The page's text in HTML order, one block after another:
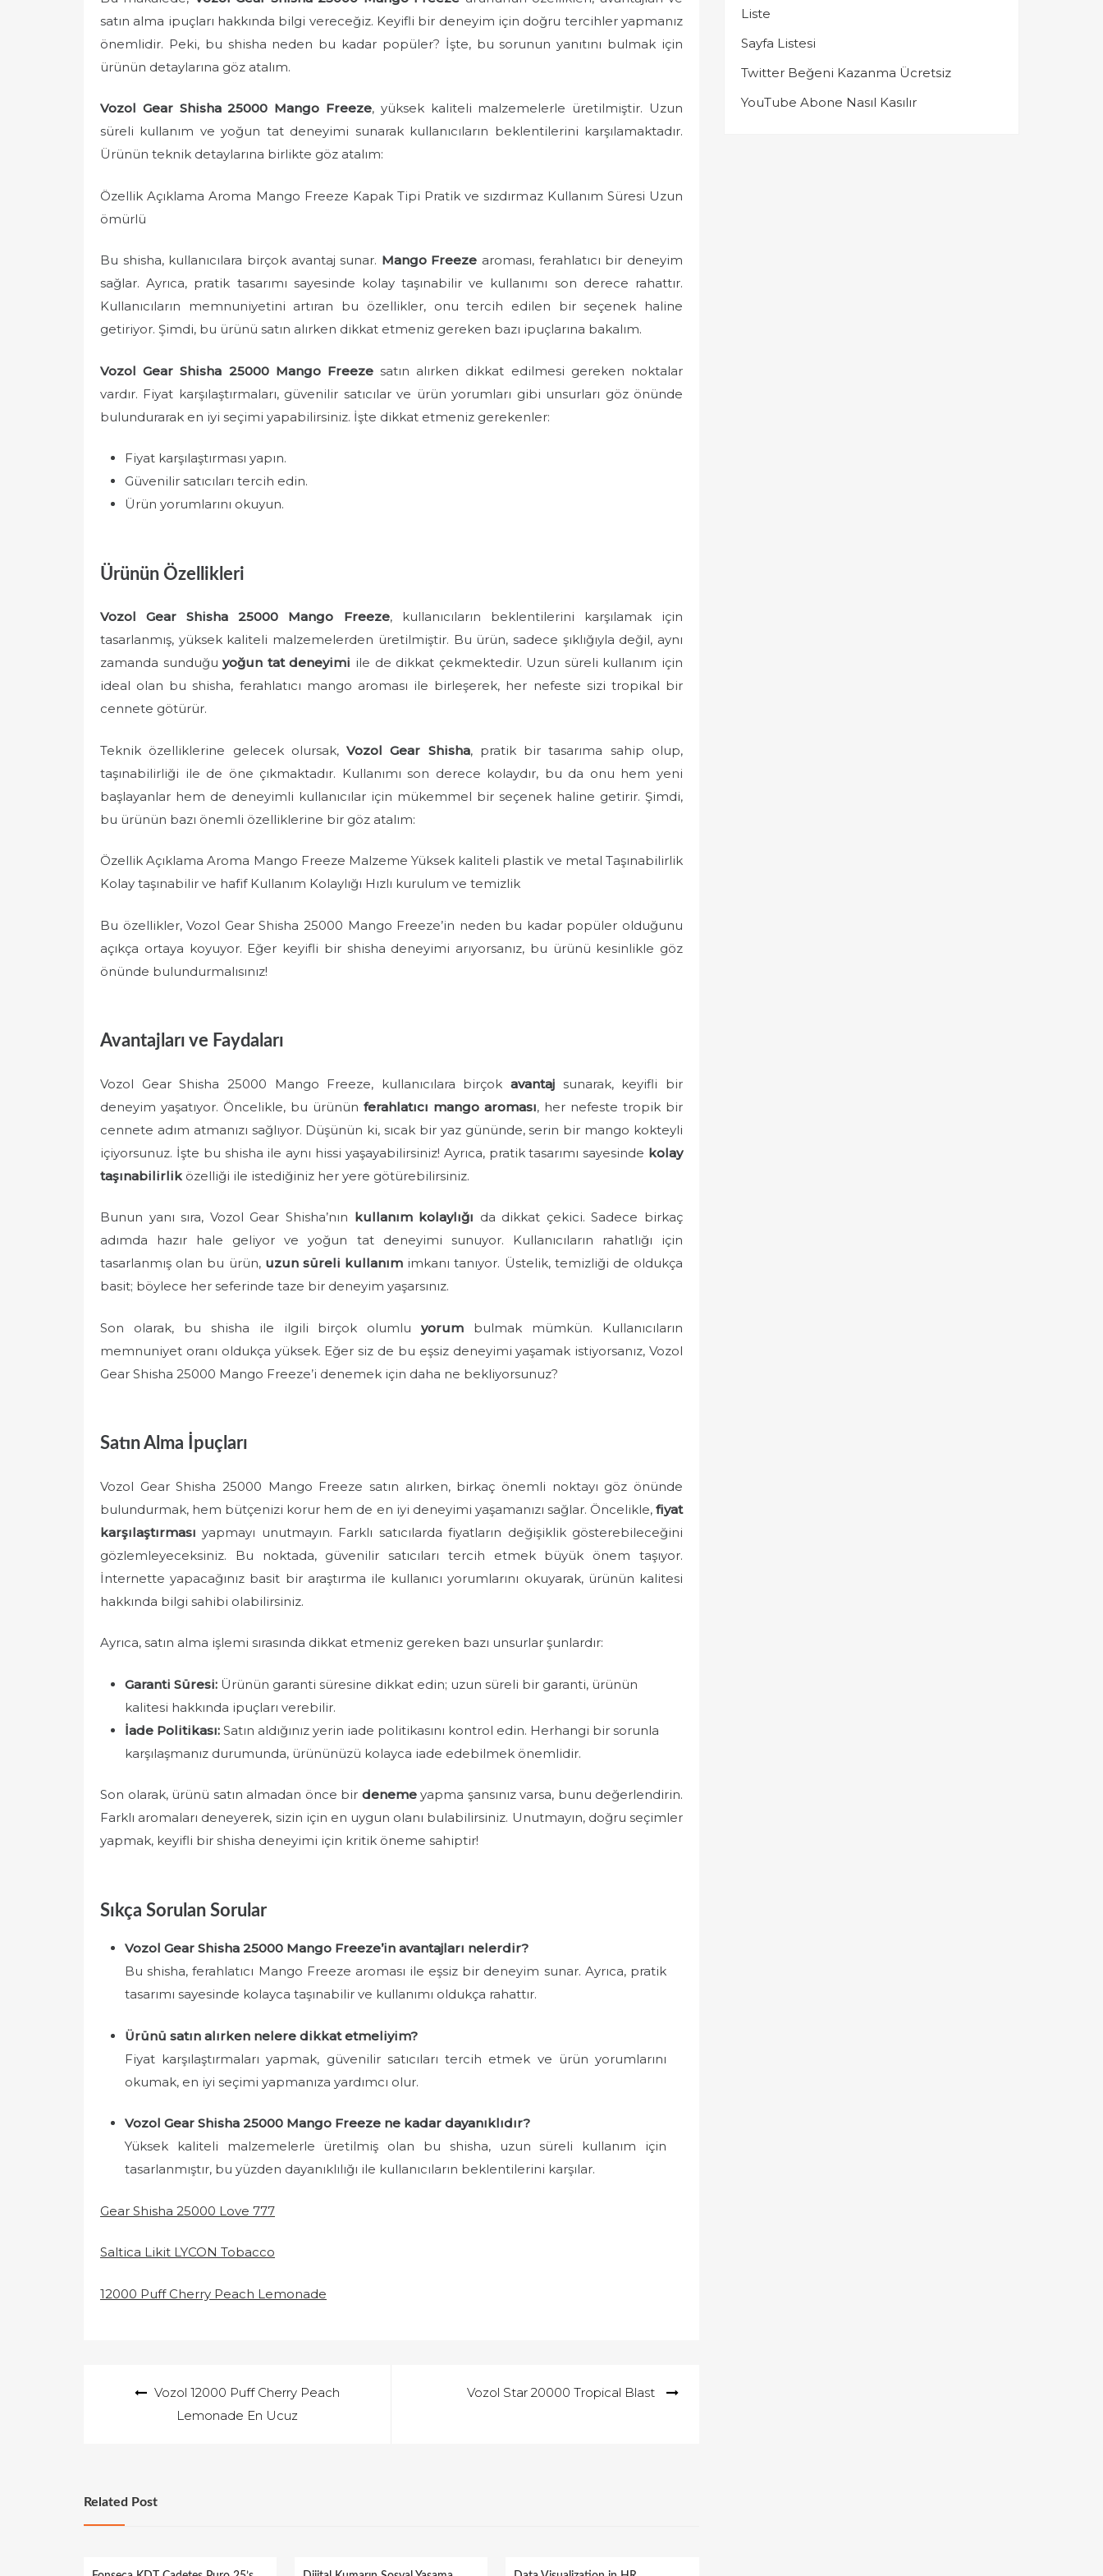
e
n
satın alma ipuçları hakkında bilgi vereceğiz. Keyifli bir deneyim için doğru tercihler yapmanız
önemlidir. Peki, bu shisha neden bu kadar popüler? İşte, bu sorunun yanıtını bulmak için
ürünün detaylarına göz atalım.
Vozol Gear Shisha 25000 Mango Freeze, yüksek kaliteli malzemelerle üretilmiştir. Uzun
süreli kullanım ve yoğun tat deneyimi sunarak kullanıcıların beklentilerini karşılamaktadır.
Ürünün teknik detaylarına birlikte göz atalım:
Özellik Açıklama Aroma Mango Freeze Kapak Tipi Pratik ve sızdırmaz Kullanım Süresi Uzun
ömürlü
Bu shisha, kullanıcılara birçok avantaj sunar. Mango Freeze aroması, ferahlatıcı bir deneyim
sağlar. Ayrıca, pratik tasarımı sayesinde kolay taşınabilir ve kullanımı son derece rahattır.
Kullanıcıların memnuniyetini artıran bu özellikler, onu tercih edilen bir seçenek haline
getiriyor. Şimdi, bu ürünü satın alırken dikkat etmeniz gereken bazı ipuçlarına bakalım.
Vozol Gear Shisha 25000 Mango Freezesatın alırken dikkat edilmesi gereken noktalar
vardır. Fiyat karşılaştırmaları, güvenilir satıcılar ve ürün yorumları gibi unsurları göz önünde
bulundurarak en iyi seçimi yapabilirsiniz. İşte dikkat etmeniz gerekenler:
Fiyat karşılaştırması yapın.
Güvenilir satıcıları tercih edin.
Ürün yorumlarını okuyun.
Ürünün Özellikleri
Vozol Gear Shisha 25000 Mango Freeze, kullanıcıların beklentilerini karşılamak için
tasarlanmış, yüksek kaliteli malzemelerden üretilmiştir. Bu ürün, sadece şıklığıyla değil, aynı
zamanda sunduğuyoğun tat deneyimi ile de dikkat çekmektedir. Uzun süreli kullanım için
ideal olan bu shisha, ferahlatıcı mango aroması ile birleşerek, her nefeste sizi tropikal bir
cennete götürür.
Teknik özelliklerine gelecek olursak,Vozol Gear Shisha, pratik bir tasarıma sahip olup,
taşınabilirliği ile de öne çıkmaktadır. Kullanımı son derece kolaydır, bu da onu hem yeni
başlayanlar hem de deneyimli kullanıcılar için mükemmel bir seçenek haline getirir. Şimdi,
bu ürünün bazı önemli özelliklerine bir göz atalım:
Özellik Açıklama Aroma Mango Freeze Malzeme Yüksek kaliteli plastik ve metal Taşınabilirlik
Kolay taşınabilir ve hafif Kullanım Kolaylığı Hızlı kurulum ve temizlik
Bu özellikler, Vozol Gear Shisha 25000 Mango Freeze’in neden bu kadar popüler olduğunu
açıkça ortaya koyuyor. Eğer keyifli bir shisha deneyimi arıyorsanız, bu ürünü kesinlikle göz
önünde bulundurmalısınız!
Avantajları ve Faydaları
Vozol Gear Shisha 25000 Mango Freeze, kullanıcılara birçokavantaj sunarak, keyifli bir
deneyim yaşatıyor. Öncelikle, bu ürünün ferahlatıcı mango aroması, her nefeste tropik bir
cennete adım atmanızı sağlıyor. Düşünün ki, sıcak bir yaz gününde, serin bir mango kokteyli
içiyorsunuz. İşte bu shisha ile aynı hissi yaşayabilirsiniz! Ayrıca, pratik tasarımı sayesinde kolay
taşınabilirlik özelliği ile istediğiniz her yere götürebilirsiniz.
Bunun yanı sıra, Vozol Gear Shisha’nın kullanım kolaylığı da dikkat çekici. Sadece birkaç
adımda hazır hale geliyor ve yoğun tat deneyimi sunuyor. Kullanıcıların rahatlığı için
tasarlanmış olan bu ürün, uzun süreli kullanım imkanı tanıyor. Üstelik, temizliği de oldukça
basit; böylece her seferinde taze bir deneyim yaşarsınız.
Son olarak, bu shisha ile ilgili birçok olumluyorum bulmak mümkün. Kullanıcıların
memnuniyet oranı oldukça yüksek. Eğer siz de bu eşsiz deneyimi yaşamak istiyorsanız, Vozol
Gear Shisha 25000 Mango Freeze’i denemek için daha ne bekliyorsunuz?
Satın Alma İpuçları
Vozol Gear Shisha 25000 Mango Freeze satın alırken, birkaç önemli noktayı göz önünde
bulundurmak, hem bütçenizi korur hem de en iyi deneyimi yaşamanızı sağlar. Öncelikle, fiyat
karşılaştırması yapmayı unutmayın. Farklı satıcılarda fiyatların değişiklik gösterebileceğini
gözlemleyeceksiniz. Bu noktada, güvenilir satıcıları tercih etmek büyük önem taşıyor.
İnternette yapacağınız basit bir araştırma ile kullanıcı yorumlarını okuyarak, ürünün kalitesi
hakkında bilgi sahibi olabilirsiniz.
Ayrıca, satın alma işlemi sırasında dikkat etmeniz gereken bazı unsurlar şunlardır:
Garanti Süresi: Ürünün garanti süresine dikkat edin; uzun süreli bir garanti, ürünün
kalitesi hakkında ipuçları verebilir.
İade Politikası: Satın aldığınız yerin iade politikasını kontrol edin. Herhangi bir sorunla
karşılaşmanız durumunda, ürününüzü kolayca iade edebilmek önemlidir.
Son olarak, ürünü satın almadan önce bir denemeyapma şansınız varsa, bunu değerlendirin.
Farklı aromaları deneyerek, sizin için en uygun olanı bulabilirsiniz. Unutmayın, doğru seçimler
yapmak, keyifli bir shisha deneyimi için kritik öneme sahiptir!
Sıkça Sorulan Sorular
Vozol Gear Shisha 25000 Mango Freeze’in avantajları nelerdir?
Bu shisha, ferahlatıcı Mango Freeze aroması ile eşsiz bir deneyim sunar. Ayrıca, pratik
tasarımı sayesinde kolayca taşınabilir ve kullanımı oldukça rahattır.
Ürünü satın alırken nelere dikkat etmeliyim?
Fiyat karşılaştırmaları yapmak, güvenilir satıcıları tercih etmek ve ürün yorumlarını
okumak, en iyi seçimi yapmanıza yardımcı olur.
Vozol Gear Shisha 25000 Mango Freeze ne kadar dayanıklıdır?
Yüksek kaliteli malzemelerle üretilmiş olan bu shisha, uzun süreli kullanım için
tasarlanmıştır, bu yüzden dayanıklılığı ile kullanıcıların beklentilerini karşılar.
Gear Shisha 25000 Love 777
Saltica Likit LYCON Tobacco
12000 Puff Cherry Peach Lemonade
gezinmesi
Vozol 12000 Puff Cherry Peach
Lemonade En Ucuz
Vozol Star 20000 Tropical Blast
Related Post
Liste
Sayfa Listesi
Twitter Beğeni Kazanma Ücretsiz
YouTube Abone Nasıl Kasılır